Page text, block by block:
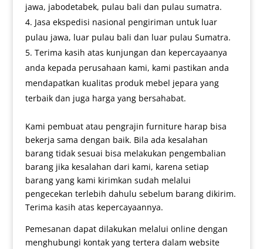
jawa, jabodetabek, pulau bali dan pulau sumatra.
Jasa ekspedisi nasional pengiriman untuk luar
pulau jawa, luar pulau bali dan luar pulau Sumatra.
Terima kasih atas kunjungan dan kepercayaanya
anda kepada perusahaan kami, kami pastikan anda
mendapatkan kualitas produk mebel jepara yang
terbaik dan juga harga yang bersahabat.
Kami pembuat atau pengrajin furniture harap bisa
bekerja sama dengan baik. Bila ada kesalahan
barang tidak sesuai bisa melakukan pengembalian
barang jika kesalahan dari kami, karena setiap
barang yang kami kirimkan sudah melalui
pengecekan terlebih dahulu sebelum barang dikirim.
Terima kasih atas kepercayaannya.
Pemesanan dapat dilakukan melalui online dengan
menghubungi kontak yang tertera dalam website